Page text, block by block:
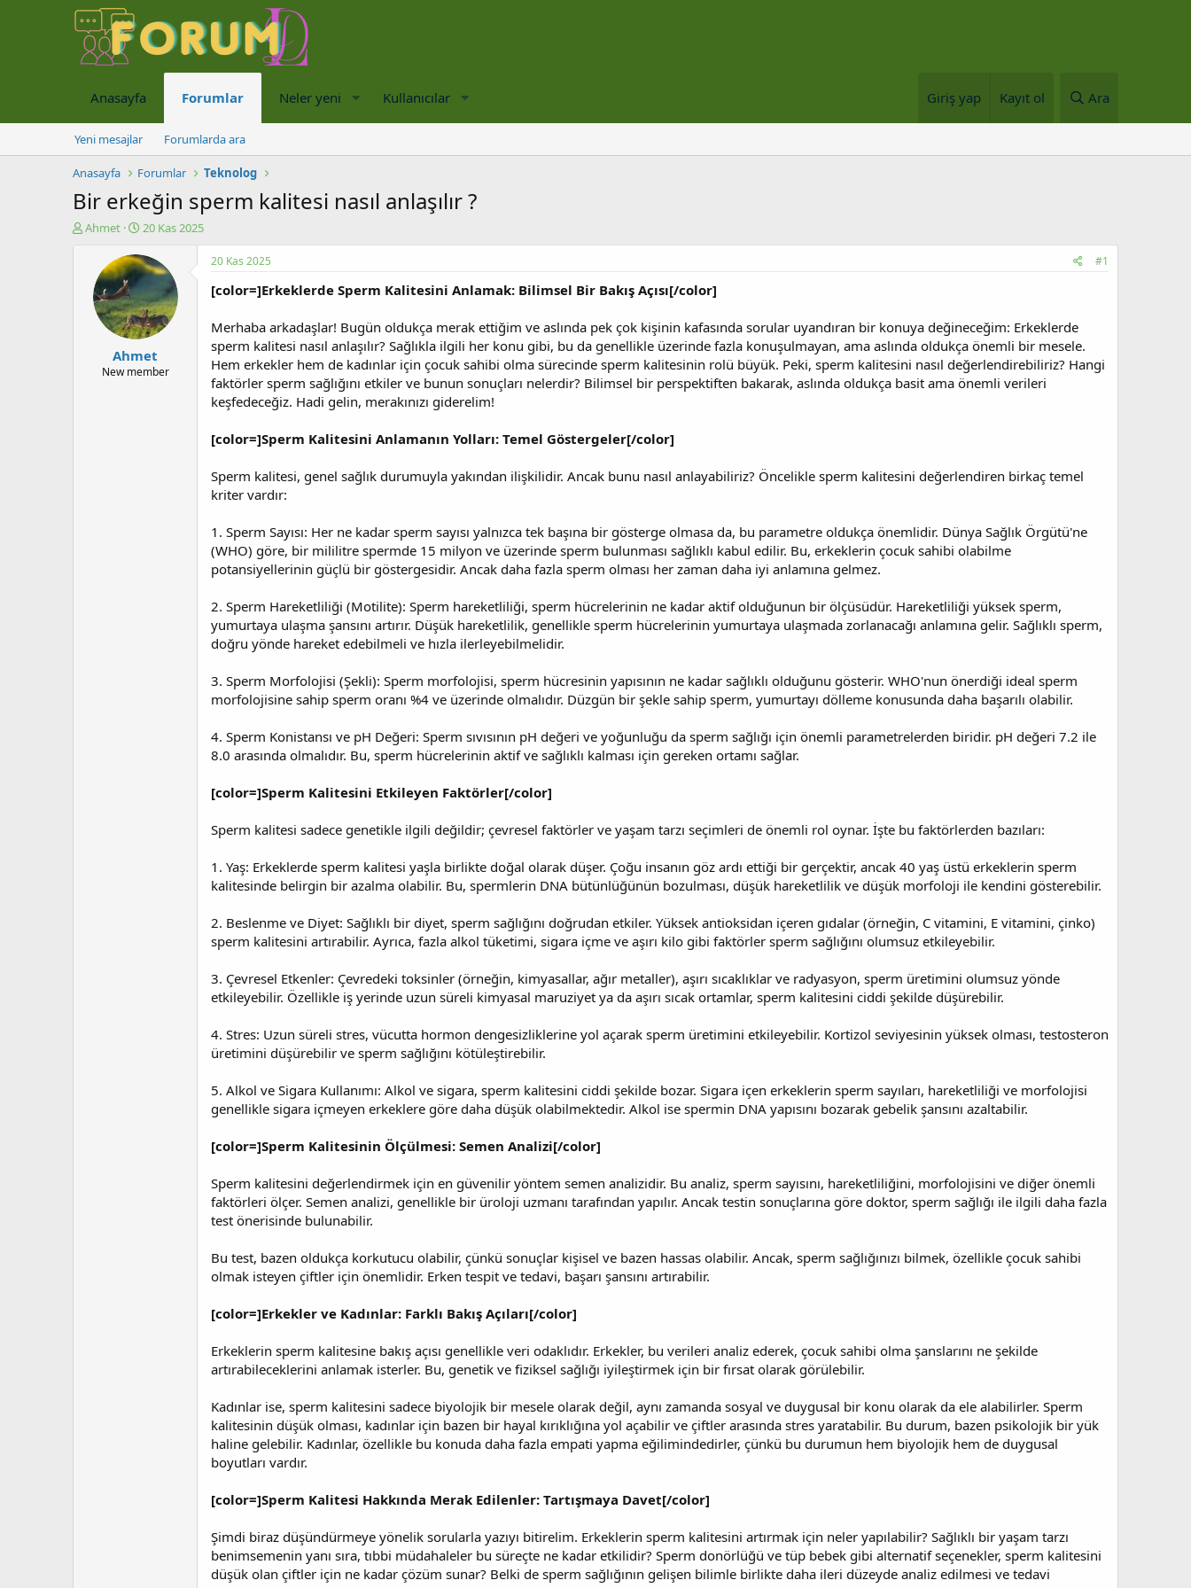
Anasayfa Forumlar Neler yeni Kullanıcılar Giriş yap Kayıt ol Ara
Yeni mesajlar Forumlarda ara
Anasayfa Forumlar Teknolog
Bir erkeğin sperm kalitesi nasıl anlaşılır ?
K
Ahmet
B
ş
l
a
n
g
ı
ç
t
20 Kas 2025
Ahmet
New member
20 Kas 2025 #1
[color=]Erkeklerde Sperm Kalitesini Anlamak: Bilimsel Bir Bakış Açısı[/color]
Merhaba arkadaşlar! Bugün oldukça merak ettiğim ve aslında pek çok kişinin kafasında sorular uyandıran bir konuya değineceğim: Erkeklerde
sperm kalitesi nasıl anlaşılır? Sağlıkla ilgili her konu gibi, bu da genellikle üzerinde fazla konuşulmayan, ama aslında oldukça önemli bir mesele.
Hem erkekler hem de kadınlar için çocuk sahibi olma sürecinde sperm kalitesinin rolü büyük. Peki, sperm kalitesini nasıl değerlendirebiliriz? Hangi
faktörler sperm sağlığını etkiler ve bunun sonuçları nelerdir? Bilimsel bir perspektiften bakarak, aslında oldukça basit ama önemli verileri
keşfedeceğiz. Hadi gelin, merakınızı giderelim!
[color=]Sperm Kalitesini Anlamanın Yolları: Temel Göstergeler[/color]
Sperm kalitesi, genel sağlık durumuyla yakından ilişkilidir. Ancak bunu nasıl anlayabiliriz? Öncelikle sperm kalitesini değerlendiren birkaç temel
kriter vardır:
1. Sperm Sayısı: Her ne kadar sperm sayısı yalnızca tek başına bir gösterge olmasa da, bu parametre oldukça önemlidir. Dünya Sağlık Örgütü'ne
(WHO) göre, bir mililitre spermde 15 milyon ve üzerinde sperm bulunması sağlıklı kabul edilir. Bu, erkeklerin çocuk sahibi olabilme
potansiyellerinin güçlü bir göstergesidir. Ancak daha fazla sperm olması her zaman daha iyi anlamına gelmez.
2. Sperm Hareketliliği (Motilite): Sperm hareketliliği, sperm hücrelerinin ne kadar aktif olduğunun bir ölçüsüdür. Hareketliliği yüksek sperm,
yumurtaya ulaşma şansını artırır. Düşük hareketlilik, genellikle sperm hücrelerinin yumurtaya ulaşmada zorlanacağı anlamına gelir. Sağlıklı sperm,
doğru yönde hareket edebilmeli ve hızla ilerleyebilmelidir.
3. Sperm Morfolojisi (Şekli): Sperm morfolojisi, sperm hücresinin yapısının ne kadar sağlıklı olduğunu gösterir. WHO'nun önerdiği ideal sperm
morfolojisine sahip sperm oranı %4 ve üzerinde olmalıdır. Düzgün bir şekle sahip sperm, yumurtayı dölleme konusunda daha başarılı olabilir.
4. Sperm Konistansı ve pH Değeri: Sperm sıvısının pH değeri ve yoğunluğu da sperm sağlığı için önemli parametrelerden biridir. pH değeri 7.2 ile
8.0 arasında olmalıdır. Bu, sperm hücrelerinin aktif ve sağlıklı kalması için gereken ortamı sağlar.
[color=]Sperm Kalitesini Etkileyen Faktörler[/color]
Sperm kalitesi sadece genetikle ilgili değildir; çevresel faktörler ve yaşam tarzı seçimleri de önemli rol oynar. İşte bu faktörlerden bazıları:
1. Yaş: Erkeklerde sperm kalitesi yaşla birlikte doğal olarak düşer. Çoğu insanın göz ardı ettiği bir gerçektir, ancak 40 yaş üstü erkeklerin sperm
kalitesinde belirgin bir azalma olabilir. Bu, spermlerin DNA bütünlüğünün bozulması, düşük hareketlilik ve düşük morfoloji ile kendini gösterebilir.
2. Beslenme ve Diyet: Sağlıklı bir diyet, sperm sağlığını doğrudan etkiler. Yüksek antioksidan içeren gıdalar (örneğin, C vitamini, E vitamini, çinko)
sperm kalitesini artırabilir. Ayrıca, fazla alkol tüketimi, sigara içme ve aşırı kilo gibi faktörler sperm sağlığını olumsuz etkileyebilir.
3. Çevresel Etkenler: Çevredeki toksinler (örneğin, kimyasallar, ağır metaller), aşırı sıcaklıklar ve radyasyon, sperm üretimini olumsuz yönde
etkileyebilir. Özellikle iş yerinde uzun süreli kimyasal maruziyet ya da aşırı sıcak ortamlar, sperm kalitesini ciddi şekilde düşürebilir.
4. Stres: Uzun süreli stres, vücutta hormon dengesizliklerine yol açarak sperm üretimini etkileyebilir. Kortizol seviyesinin yüksek olması, testosteron
üretimini düşürebilir ve sperm sağlığını kötüleştirebilir.
5. Alkol ve Sigara Kullanımı: Alkol ve sigara, sperm kalitesini ciddi şekilde bozar. Sigara içen erkeklerin sperm sayıları, hareketliliği ve morfolojisi
genellikle sigara içmeyen erkeklere göre daha düşük olabilmektedir. Alkol ise spermin DNA yapısını bozarak gebelik şansını azaltabilir.
[color=]Sperm Kalitesinin Ölçülmesi: Semen Analizi[/color]
Sperm kalitesini değerlendirmek için en güvenilir yöntem semen analizidir. Bu analiz, sperm sayısını, hareketliliğini, morfolojisini ve diğer önemli
faktörleri ölçer. Semen analizi, genellikle bir üroloji uzmanı tarafından yapılır. Ancak testin sonuçlarına göre doktor, sperm sağlığı ile ilgili daha fazla
test önerisinde bulunabilir.
Bu test, bazen oldukça korkutucu olabilir, çünkü sonuçlar kişisel ve bazen hassas olabilir. Ancak, sperm sağlığınızı bilmek, özellikle çocuk sahibi
olmak isteyen çiftler için önemlidir. Erken tespit ve tedavi, başarı şansını artırabilir.
[color=]Erkekler ve Kadınlar: Farklı Bakış Açıları[/color]
Erkeklerin sperm kalitesine bakış açısı genellikle veri odaklıdır. Erkekler, bu verileri analiz ederek, çocuk sahibi olma şanslarını ne şekilde
artırabileceklerini anlamak isterler. Bu, genetik ve fiziksel sağlığı iyileştirmek için bir fırsat olarak görülebilir.
Kadınlar ise, sperm kalitesini sadece biyolojik bir mesele olarak değil, aynı zamanda sosyal ve duygusal bir konu olarak da ele alabilirler. Sperm
kalitesinin düşük olması, kadınlar için bazen bir hayal kırıklığına yol açabilir ve çiftler arasında stres yaratabilir. Bu durum, bazen psikolojik bir yük
haline gelebilir. Kadınlar, özellikle bu konuda daha fazla empati yapma eğilimindedirler, çünkü bu durumun hem biyolojik hem de duygusal
boyutları vardır.
[color=]Sperm Kalitesi Hakkında Merak Edilenler: Tartışmaya Davet[/color]
Şimdi biraz düşündürmeye yönelik sorularla yazıyı bitirelim. Erkeklerin sperm kalitesini artırmak için neler yapılabilir? Sağlıklı bir yaşam tarzı
benimsemenin yanı sıra, tıbbi müdahaleler bu süreçte ne kadar etkilidir? Sperm donörlüğü ve tüp bebek gibi alternatif seçenekler, sperm kalitesini
düşük olan çiftler için ne kadar çözüm sunar? Belki de sperm sağlığının gelişen bilimle birlikte daha ileri düzeyde analiz edilmesi ve tedavi